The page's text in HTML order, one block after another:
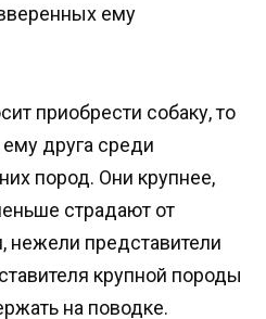
ему
приобрести собаку, то
друга среди
пород. Они крупнее,
страдают от
нежели представители
крупной породы
на поводке.